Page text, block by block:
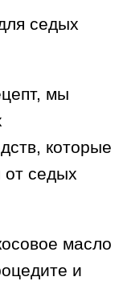
седых
мы
которые
от седых
масло
и